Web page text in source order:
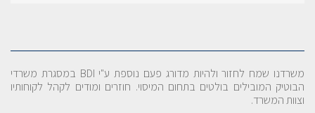
משרדנו שמח לחזור ולהיות מדורג פעם נוספת ע"י BDI במסגרת משרדי
הבוטיק המובילים בולטים בתחום המיסוי. חוזרים ומודים לקהל לקוחותיו
וצוות המשרד.